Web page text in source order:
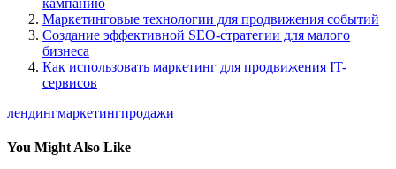
Маркетинговые технологии для продвижения событий
Создание эффективной SEO-стратегии для малого
бизнеса
Как использовать маркетинг для продвижения IT-
сервисов
лендингмаркетингпродажи
You Might Also Like